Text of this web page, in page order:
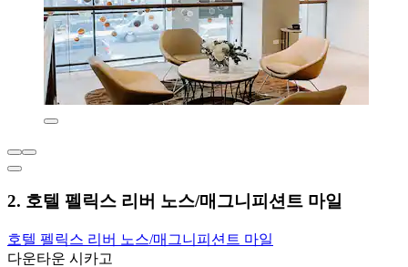
2. 호텔 펠릭스 리버 노스/매그니피션트 마일
호텔 펠릭스 리버 노스/매그니피션트 마일
다운타운 시카고